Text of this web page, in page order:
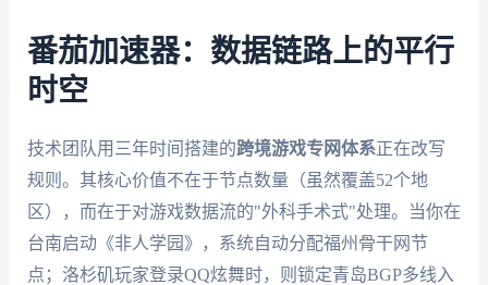
番茄加速器：数据链路上的平行
时空
技术团队用三年时间搭建的跨境游戏专网体系正在改写
规则。其核心价值不在于节点数量（虽然覆盖52个地
区），而在于对游戏数据流的"外科手术式"处理。当你在
台南启动《非人学园》，系统自动分配福州骨干网节
点；洛杉矶玩家登录QQ炫舞时，则锁定青岛BGP多线入